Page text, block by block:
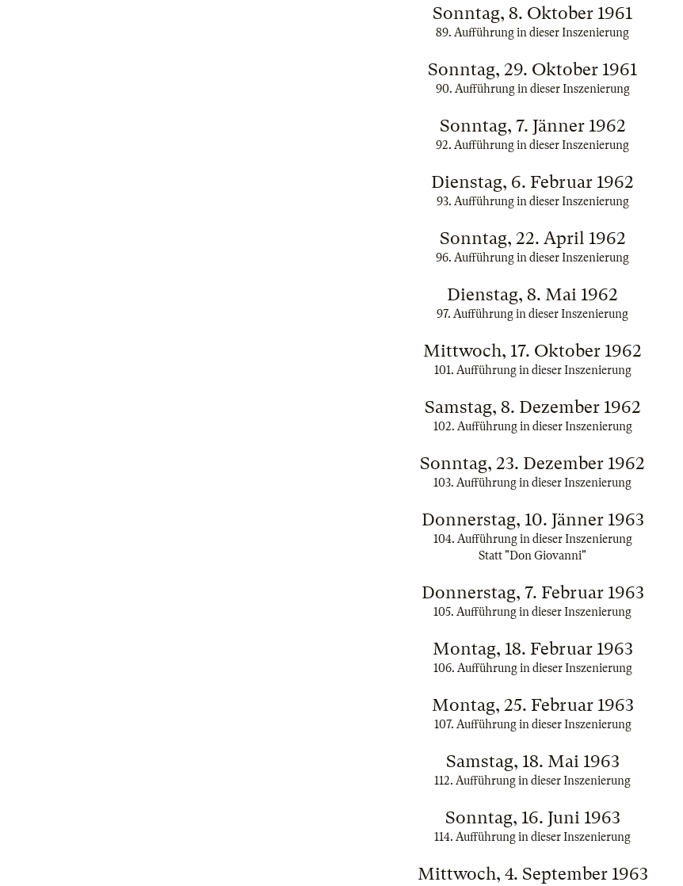
Sonntag, 8. Oktober 1961
89. Aufführung in dieser Inszenierung
Sonntag, 29. Oktober 1961
90. Aufführung in dieser Inszenierung
Sonntag, 7. Jänner 1962
92. Aufführung in dieser Inszenierung
Dienstag, 6. Februar 1962
93. Aufführung in dieser Inszenierung
Sonntag, 22. April 1962
96. Aufführung in dieser Inszenierung
Dienstag, 8. Mai 1962
97. Aufführung in dieser Inszenierung
Mittwoch, 17. Oktober 1962
101. Aufführung in dieser Inszenierung
Samstag, 8. Dezember 1962
102. Aufführung in dieser Inszenierung
Sonntag, 23. Dezember 1962
103. Aufführung in dieser Inszenierung
Donnerstag, 10. Jänner 1963
104. Aufführung in dieser Inszenierung
Statt "Don Giovanni"
Donnerstag, 7. Februar 1963
105. Aufführung in dieser Inszenierung
Montag, 18. Februar 1963
106. Aufführung in dieser Inszenierung
Montag, 25. Februar 1963
107. Aufführung in dieser Inszenierung
Samstag, 18. Mai 1963
112. Aufführung in dieser Inszenierung
Sonntag, 16. Juni 1963
114. Aufführung in dieser Inszenierung
Mittwoch, 4. September 1963